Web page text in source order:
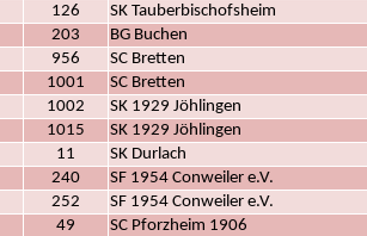
126
SK Tauberbischofsheim
203
BG Buchen
956
SC Bretten
1001
SC Bretten
1002
SK 1929 Jöhlingen
1015
SK 1929 Jöhlingen
11
SK Durlach
240
SF 1954 Conweiler e.V.
252
SF 1954 Conweiler e.V.
49
SC Pforzheim 1906